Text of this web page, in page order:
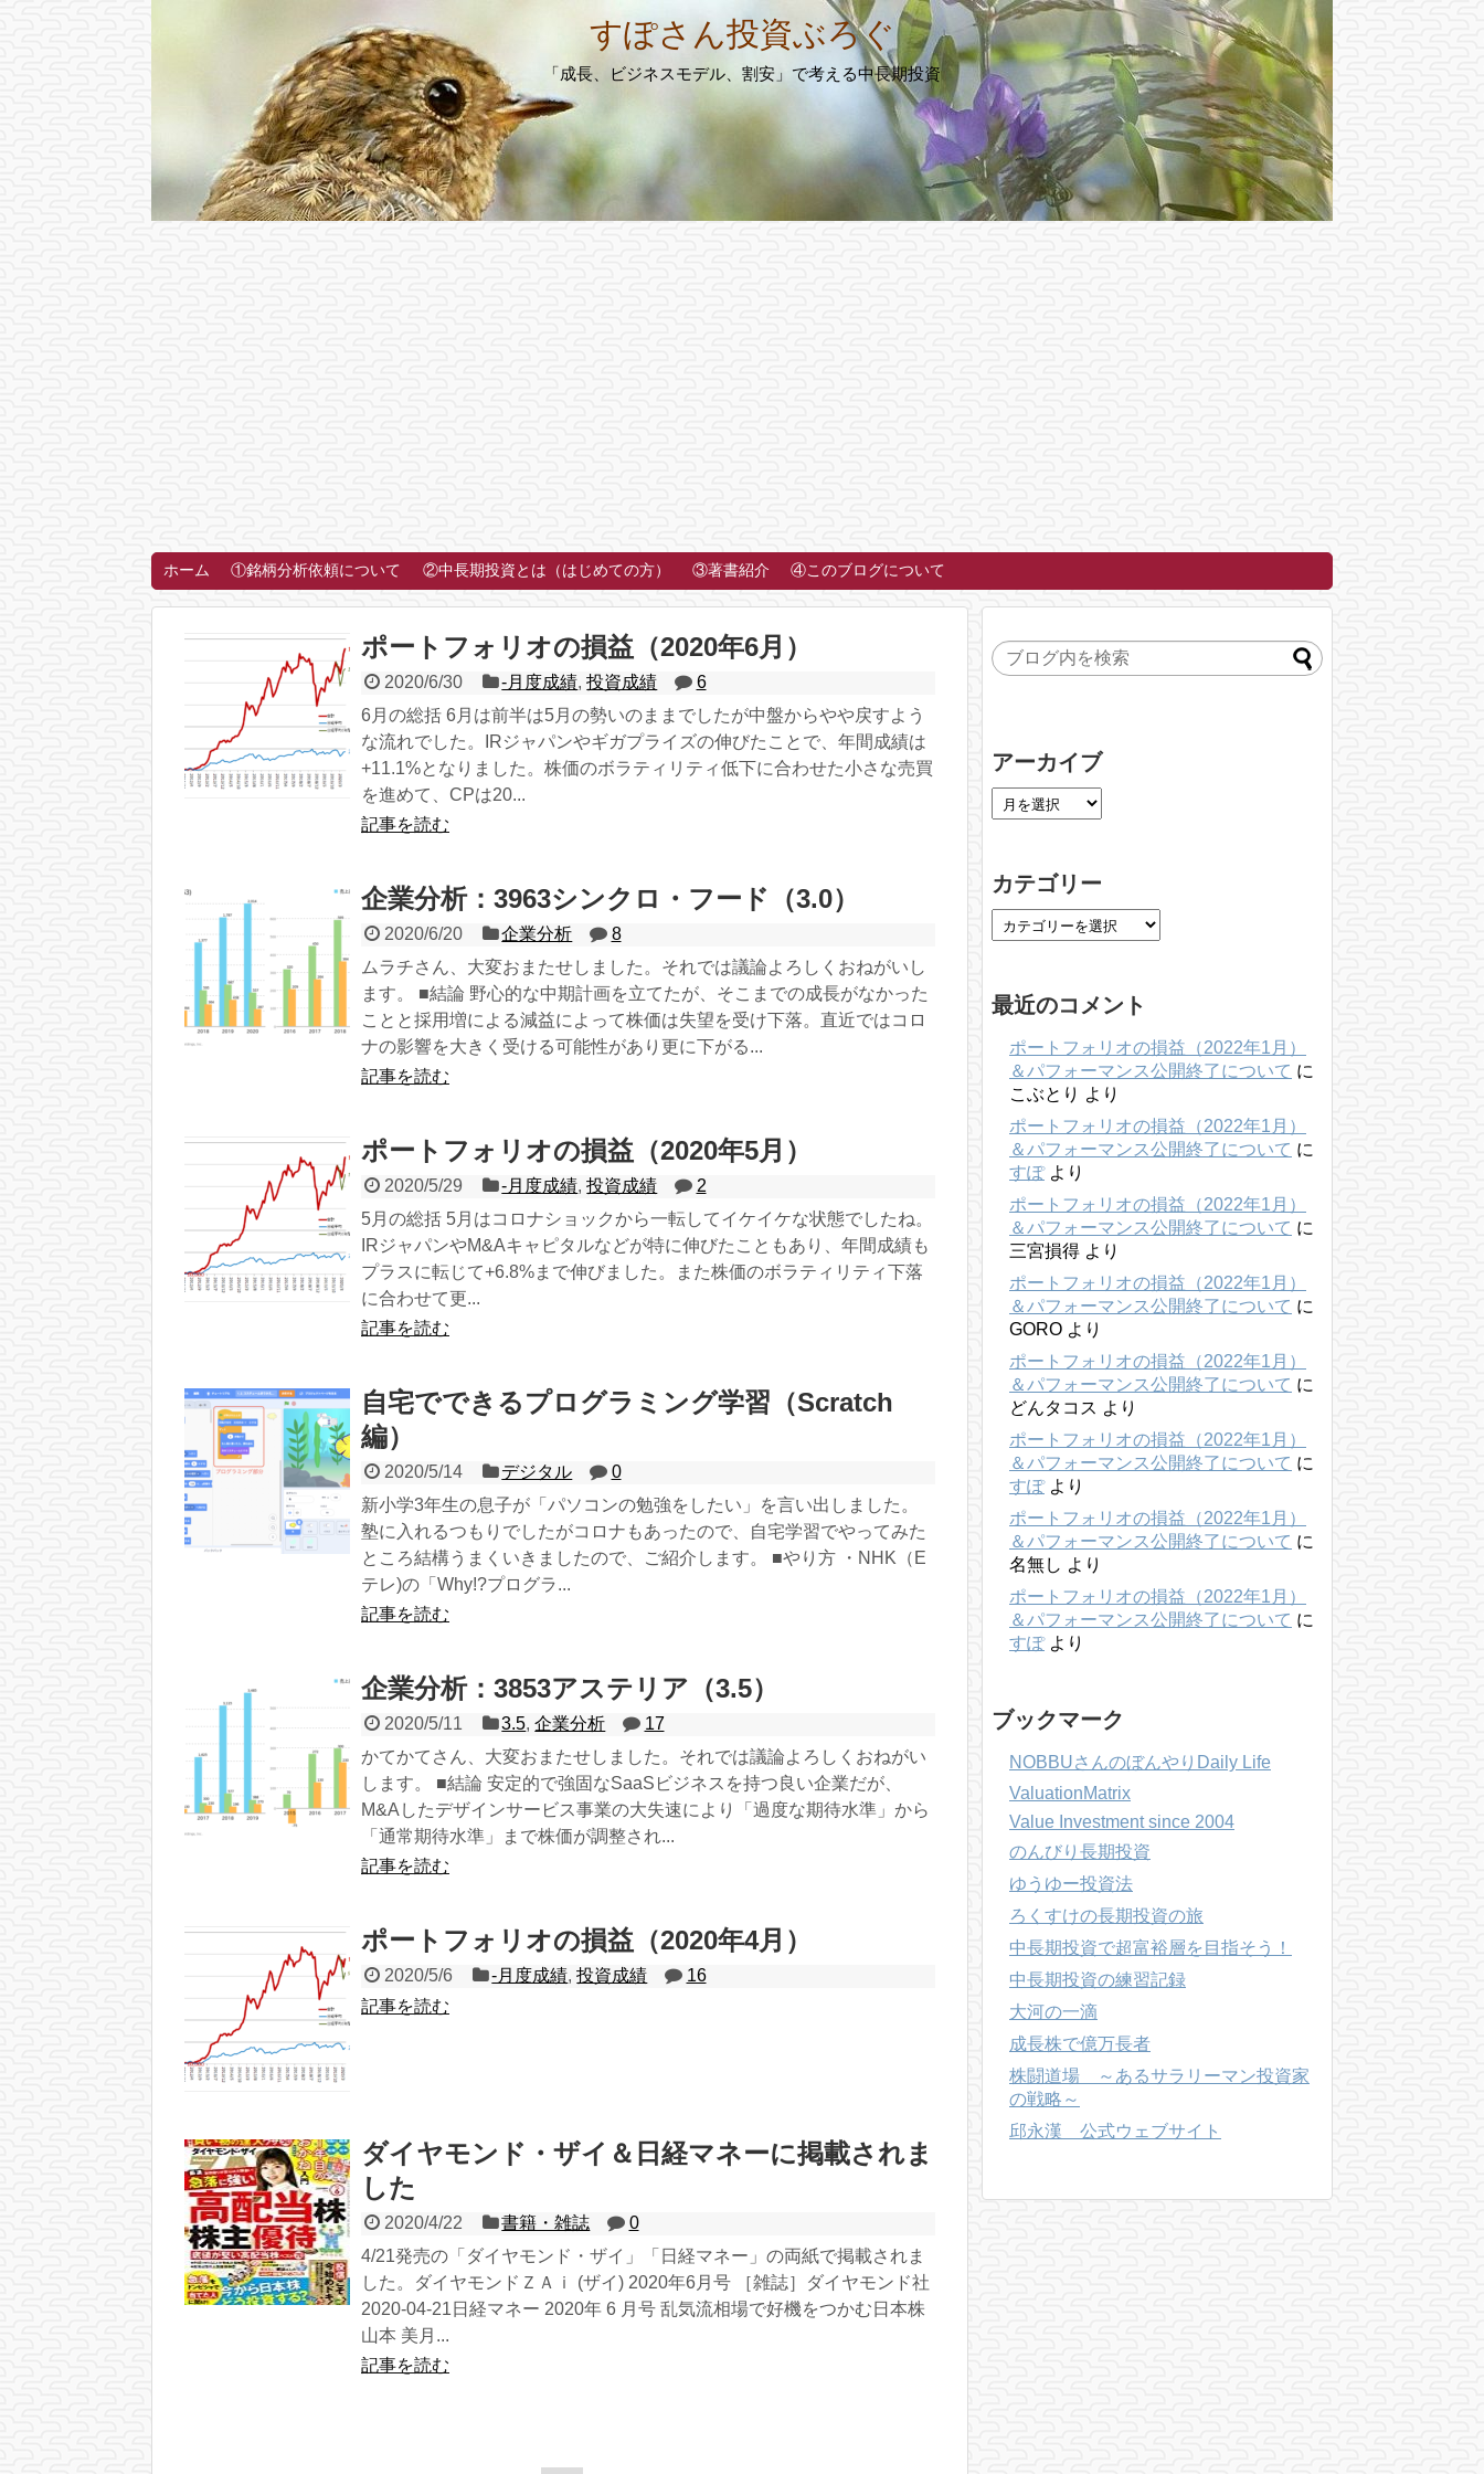
すぽさん投資ぶろぐ
「成長、ビジネスモデル、割安」で考える中長期投資
ホーム ①銘柄分析依頼について ②中長期投資とは（はじめての方） ③著書紹介 ④このブログについて
ポートフォリオの損益（2020年6月）
2020/6/30 -月度成績,投資成績
6
6月の総括 6月は前半は5月の勢いのままでしたが中盤からやや戻すよう
な流れでした。IRジャパンやギガプライズの伸びたことで、年間成績は
+11.1%となりました。株価のボラティリティ低下に合わせた小さな売買
を進めて、CPは20...
記事を読む
企業分析：3963シンクロ・フード（3.0）
2020/6/20 企業分析
8
ムラチさん、大変おまたせしました。それでは議論よろしくおねがいし
ます。 ■結論 野心的な中期計画を立てたが、そこまでの成長がなかった
ことと採用増による減益によって株価は失望を受け下落。直近ではコロ
ナの影響を大きく受ける可能性があり更に下がる...
記事を読む
ポートフォリオの損益（2020年5月）
2020/5/29 -月度成績,投資成績
2
5月の総括 5月はコロナショックから一転してイケイケな状態でしたね。
IRジャパンやM&Aキャピタルなどが特に伸びたこともあり、年間成績も
プラスに転じて+6.8%まで伸びました。また株価のボラティリティ下落
に合わせて更...
記事を読む
自宅でできるプログラミング学習（Scratch
編）
2020/5/14 デジタル
0
新小学3年生の息子が「パソコンの勉強をしたい」を言い出しました。
塾に入れるつもりでしたがコロナもあったので、自宅学習でやってみた
ところ結構うまくいきましたので、ご紹介します。 ■やり方 ・NHK（E
テレ)の「Why!?プログラ...
記事を読む
企業分析：3853アステリア（3.5）
2020/5/11 3.5,企業分析
17
かてかてさん、大変おまたせしました。それでは議論よろしくおねがい
します。 ■結論 安定的で強固なSaaSビジネスを持つ良い企業だが、
M&Aしたデザインサービス事業の大失速により「過度な期待水準」から
「通常期待水準」まで株価が調整され...
記事を読む
ポートフォリオの損益（2020年4月）
2020/5/6 -月度成績,投資成績
16
記事を読む
ダイヤモンド・ザイ＆日経マネーに掲載されま
した
2020/4/22 書籍・雑誌
0
4/21発売の「ダイヤモンド・ザイ」「日経マネー」の両紙で掲載されま
した。ダイヤモンドＺＡｉ (ザイ) 2020年6月号 ［雑誌］ダイヤモンド社
2020-04-21日経マネー 2020年 6 月号 乱気流相場で好機をつかむ日本株
山本 美月...
記事を読む
アーカイブ
カテゴリー
最近のコメント
ポートフォリオの損益（2022年1月）
＆パフォーマンス公開終了について に
こぶとり より
ポートフォリオの損益（2022年1月）
＆パフォーマンス公開終了について に
すぽより
ポートフォリオの損益（2022年1月）
＆パフォーマンス公開終了について に
三宮損得 より
ポートフォリオの損益（2022年1月）
＆パフォーマンス公開終了について に
GORO より
ポートフォリオの損益（2022年1月）
＆パフォーマンス公開終了について に
どんタコス より
ポートフォリオの損益（2022年1月）
＆パフォーマンス公開終了について に
すぽより
ポートフォリオの損益（2022年1月）
＆パフォーマンス公開終了について に
名無し より
ポートフォリオの損益（2022年1月）
＆パフォーマンス公開終了について に
すぽより
ブックマーク
NOBBUさんのぼんやりDaily Life
ValuationMatrix
Value Investment since 2004
のんびり長期投資
ゆうゆー投資法
ろくすけの長期投資の旅
中長期投資で超富裕層を目指そう！
中長期投資の練習記録
大河の一滴
成長株で億万長者
株闘道場 ～あるサラリーマン投資家
の戦略～
邱永漢 公式ウェブサイト